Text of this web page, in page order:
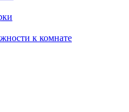
к комнате